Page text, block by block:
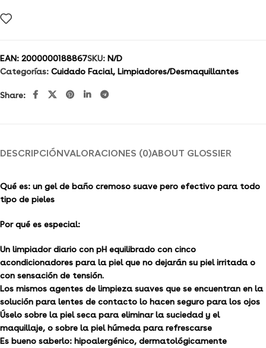
EAN: 2000000188867SKU: N/D
Categorías: Cuidado Facial, Limpiadores/Desmaquillantes
Share:
DESCRIPCIÓNVALORACIONES (0)ABOUT GLOSSIER
Qué es: un gel de baño cremoso suave pero efectivo para todo
tipo de pieles
Por qué es especial:
Un limpiador diario con pH equilibrado con cinco
acondicionadores para la piel que no dejarán su piel irritada o
con sensación de tensión.
Los mismos agentes de limpieza suaves que se encuentran en la
solución para lentes de contacto lo hacen seguro para los ojos
Úselo sobre la piel seca para eliminar la suciedad y el
maquillaje, o sobre la piel húmeda para refrescarse
Es bueno saberlo: hipoalergénico, dermatológicamente